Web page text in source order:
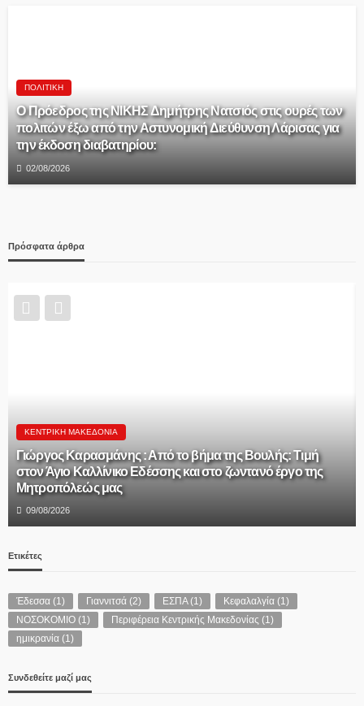
ΠΟΛΙΤΙΚΉ
Ο Πρόεδρος της ΝΙΚΗΣ Δημήτρης Νατσιός στις ουρές των
πολιτών έξω από την Αστυνομική Διεύθυνση Λάρισας για
την έκδοση διαβατηρίου:
02/08/2026
Πρόσφατα άρθρα
ΚΕΝΤΡΙΚΉ ΜΑΚΕΔΟΝΊΑ
Γιώργος Καρασμάνης : Από το βήμα της Βουλής: Τιμή
στον Άγιο Καλλίνικο Εδέσσης και στο ζωντανό έργο της
Μητροπόλεώς μας
09/08/2026
Ετικέτες
Έδεσσα (1) Γιαννιτσά (2) ΕΣΠΑ(1) Κεφαλαλγία (1)
ΝΟΣΟΚΟΜΙΟ (1) Περιφέρεια Κεντρικής Μακεδονίας (1)
ημικρανία (1)
Συνδεθείτε μαζί μας